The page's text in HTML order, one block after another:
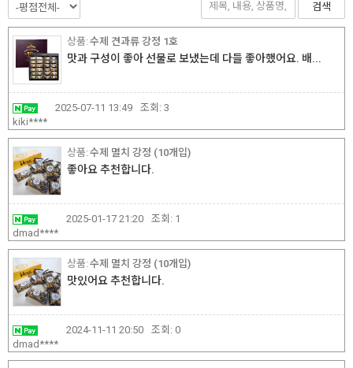
검색
수제 견과류 강정 1호
맛과 구성이 좋아 선물로 보냈는데 다들 좋아했어요. 배...
kiki****
2025-07-11 13:49 조회: 3
수제 멸치 강정 (10개입)
좋아요 추천합니다.
dmad****
2025-01-17 21:20 조회: 1
수제 멸치 강정 (10개입)
맛있어요 추천합니다.
dmad****
2024-11-11 20:50 조회: 0